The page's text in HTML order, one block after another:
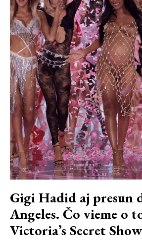
Gigi Hadid aj presun
Angeles. Čo vieme o
Victoria’s Secret